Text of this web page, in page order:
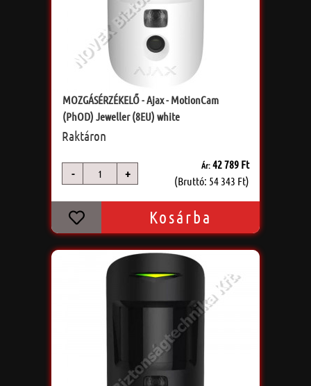
MOZGÁSÉRZÉKELŐ - Ajax - MotionCam
(PhOD) Jeweller (8EU) white
Raktáron
- +
Ár:42 789 Ft
(Bruttó: 54 343 Ft)
Kosárba